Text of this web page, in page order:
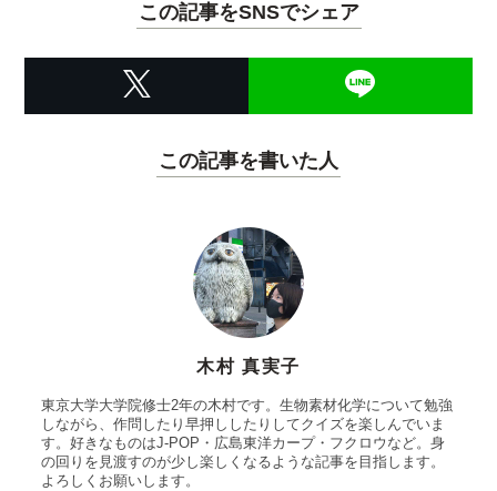
この記事をSNSでシェア
この記事を書いた人
木村 真実子
東京大学大学院修士2年の木村です。生物素材化学について勉強
しながら、作問したり早押ししたりしてクイズを楽しんでいま
す。好きなものはJ-POP・広島東洋カープ・フクロウなど。身
の回りを見渡すのが少し楽しくなるような記事を目指します。
よろしくお願いします。